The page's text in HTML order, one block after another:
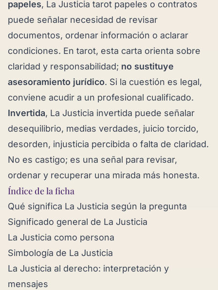
papeles, La Justicia tarot papeles o contratos
puede señalar necesidad de revisar
documentos, ordenar información o aclarar
condiciones. En tarot, esta carta orienta sobre
claridad y responsabilidad; no sustituye
asesoramiento jurídico. Si la cuestión es legal,
conviene acudir a un profesional cualificado.
Invertida, La Justicia invertida puede señalar
desequilibrio, medias verdades, juicio torcido,
desorden, injusticia percibida o falta de claridad.
No es castigo; es una señal para revisar,
ordenar y recuperar una mirada más honesta.
Índice de la ficha
Qué significa La Justicia según la pregunta
Significado general de La Justicia
La Justicia como persona
Simbología de La Justicia
La Justicia al derecho: interpretación y
mensajes